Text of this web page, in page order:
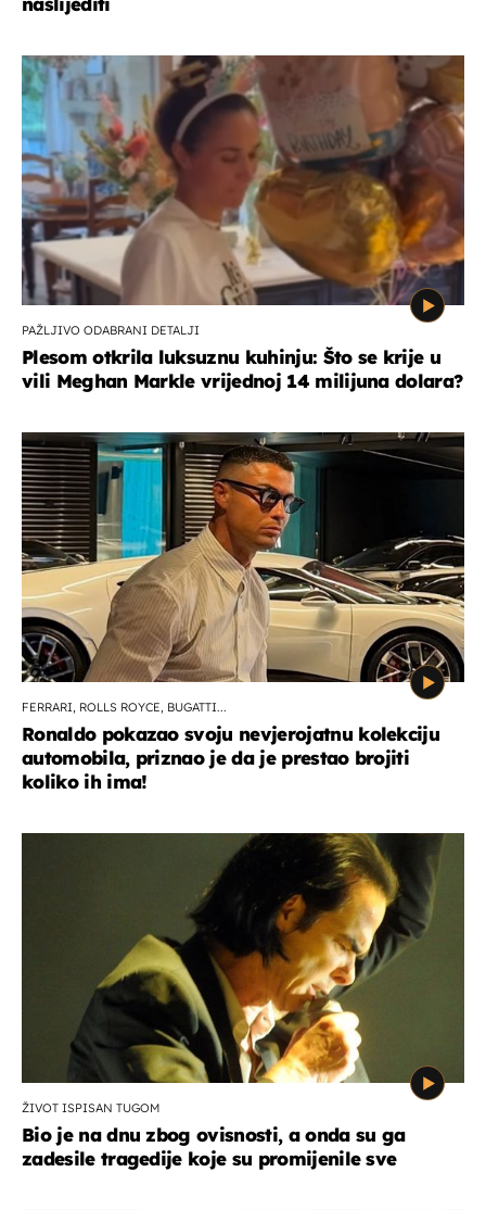
PAŽLJIVO ODABRANI DETALJI
Plesom otkrila luksuznu kuhinju: Što se krije u
vili Meghan Markle vrijednoj 14 milijuna dolara?
FERRARI, ROLLS ROYCE, BUGATTI...
Ronaldo pokazao svoju nevjerojatnu kolekciju
automobila, priznao je da je prestao brojiti
koliko ih ima!
ŽIVOT ISPISAN TUGOM
Bio je na dnu zbog ovisnosti, a onda su ga
zadesile tragedije koje su promijenile sve